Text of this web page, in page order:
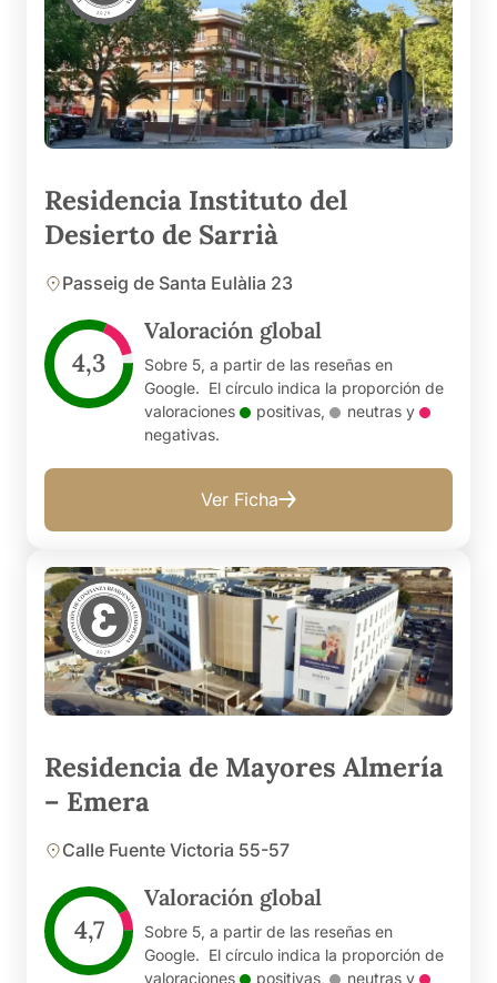
Residencia Instituto del
Desierto de Sarrià
Passeig de Santa Eulàlia 23
4,3
Valoración global
Sobre 5, a partir de las reseñas en
Google. El círculo indica la proporción de
valoraciones
positivas, neutrasy
negativas.
Ver Ficha
Residencia de Mayores Almería
– Emera
Calle Fuente Victoria 55-57
4,7
Valoración global
Sobre 5, a partir de las reseñas en
Google. El círculo indica la proporción de
valoraciones
positivas, neutrasy